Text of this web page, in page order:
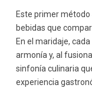
Este primer
bebidas que
En el maridaje,
armonía y, al
sinfonía culinaria
experiencia